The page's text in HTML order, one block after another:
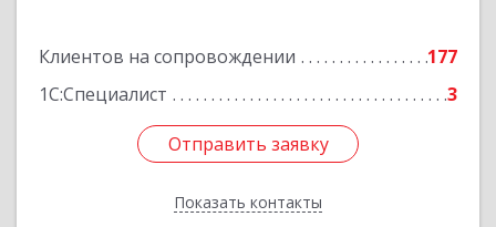
Клиентов на сопровождении
177
1С:Специалист
3
Отправить заявку
Показать контакты
Отправить заявку
Назад